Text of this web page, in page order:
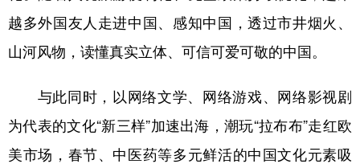
越多外国友人走进中国、感知中国，透过市井烟火、
山河风物，读懂真实立体、可信可爱可敬的中国。
与此同时，以网络文学、网络游戏、网络影视剧
为代表的文化“新三样”加速出海，潮玩“拉布布”走红欧
美市场，春节、中医药等多元鲜活的中国文化元素吸